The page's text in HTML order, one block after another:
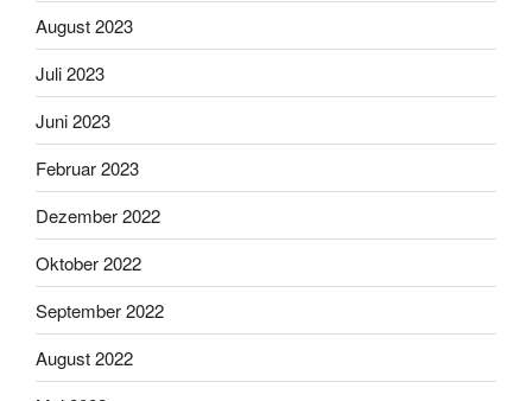
August 2023
Juli 2023
Juni 2023
Februar 2023
Dezember 2022
Oktober 2022
September 2022
August 2022